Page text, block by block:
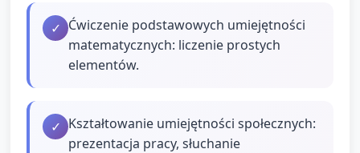
✓ Ćwiczenie podstawowych umiejętności
matematycznych: liczenie prostych
elementów.
✓ Kształtowanie umiejętności społecznych:
prezentacja pracy, słuchanie